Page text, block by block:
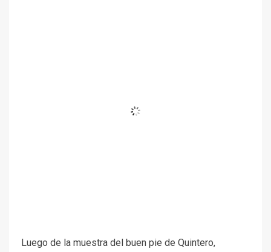
Luego de la muestra del buen pie de Quintero,